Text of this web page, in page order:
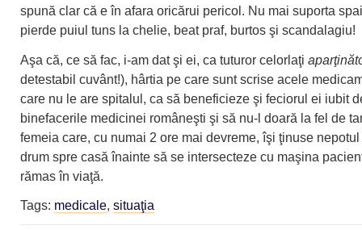
spună clar că e în afara oricărui pericol. Nu mai suporta
pierde puiul tuns la chelie, beat praf, burtos şi scandalagiu!
Aşa că, ce să fac, i-am dat şi ei, ca tuturor celorlaţi
detestabil cuvânt!), hârtia pe care sunt scrise acele
care nu le are spitalul, ca să beneficieze şi feciorul ei iubit
binefacerile medicinei româneşti şi să nu-l doară la fel de
femeia care, cu numai 2 ore mai devreme, îşi ţinuse
drum spre casă înainte să se intersecteze cu maşina
rămas în viaţă.
Tags: medicale, situaţia